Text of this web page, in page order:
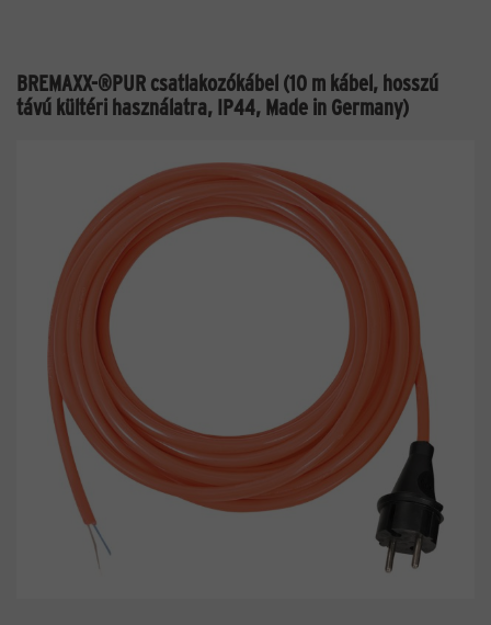
BREMAXX-®PUR csatlakozókábel (10 m kábel, hosszú
távú kültéri használatra, IP44, Made in Germany)